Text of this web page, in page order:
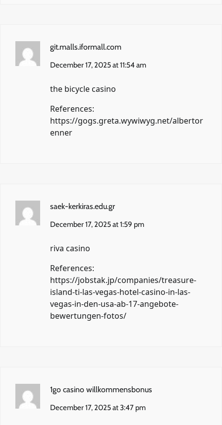
git.malls.iformall.com
December 17, 2025 at 11:54 am
the bicycle casino
References:
https://gogs.greta.wywiwyg.net/albertor
enner
saek-kerkiras.edu.gr
December 17, 2025 at 1:59 pm
riva casino
References:
https://jobstak.jp/companies/treasure-
island-ti-las-vegas-hotel-casino-in-las-
vegas-in-den-usa-ab-17-angebote-
bewertungen-fotos/
1go casino willkommensbonus
December 17, 2025 at 3:47 pm